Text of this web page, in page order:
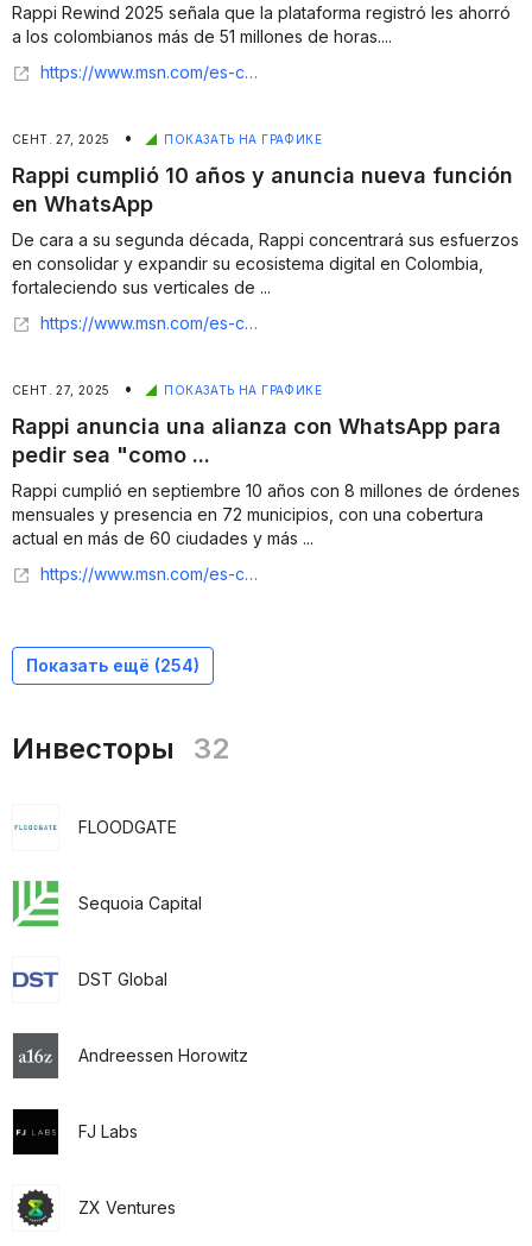
Rappi Rewind 2025 señala que la plataforma registró les ahorró
a los colombianos más de 51 millones de horas....
https://www.msn.com/es-co/noticias/other/este-es-el-r%C3%A9cord-del-pedido-m%C3%A1s-r%C3%A1pido-repartido-por-rappi-en-un-d%C3%ADa-entreg%C3%B3-780000-pedidos/ar-AA1Wa2o7?apiversion=v2&domshim=1&noservercache=1&noservertelemetry=1&batchservertelemetry=1&renderwebcomponents=1&wcseo=1
СЕНТ. 27, 2025 • ПОКАЗАТЬ НА ГРАФИКЕ
Rappi cumplió 10 años y anuncia nueva función
en WhatsApp
De cara a su segunda década, Rappi concentrará sus esfuerzos
en consolidar y expandir su ecosistema digital en Colombia,
fortaleciendo sus verticales de ...
https://www.msn.com/es-co/noticias/other/rappi-cumpli%C3%B3-10-a%C3%B1os-y-anuncia-nueva-funci%C3%B3n-en-whatsapp/ar-AA1NnMSX
СЕНТ. 27, 2025 • ПОКАЗАТЬ НА ГРАФИКЕ
Rappi anuncia una alianza con WhatsApp para
pedir sea "como ...
Rappi cumplió en septiembre 10 años con 8 millones de órdenes
mensuales y presencia en 72 municipios, con una cobertura
actual en más de 60 ciudades y más ...
https://www.msn.com/es-co/noticias/other/rappi-anuncia-una-alianza-con-whatsapp-para-pedir-sea-como-hablar-con-un-amigo/ar-AA1NnoEs
Показать ещё (254)
Инвесторы 32
FLOODGATE
Sequoia Capital
DST Global
Andreessen Horowitz
FJ Labs
ZX Ventures